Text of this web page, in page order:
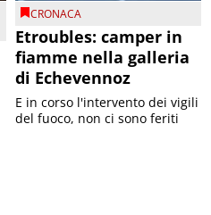
CRONACA
Etroubles: camper in
fiamme nella galleria
di Echevennoz
E in corso l'intervento dei vigili
del fuoco, non ci sono feriti